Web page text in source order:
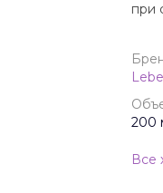
при
200
Все